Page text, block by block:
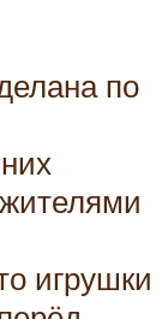
по
игрушки